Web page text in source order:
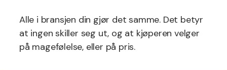
Alle i bransjen din gjør det samme. Det betyr
at ingen skiller seg ut, og at kjøperen velger
på magefølelse, eller på pris.